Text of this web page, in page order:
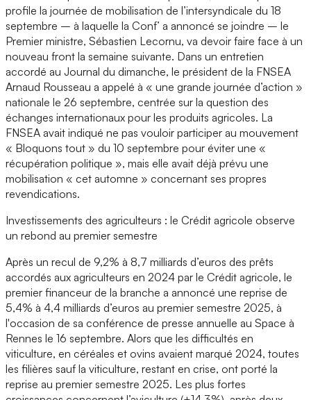
profile la journée de mobilisation de l’intersyndicale du 18
septembre – à laquelle la Conf’ a annoncé se joindre – le
Premier ministre, Sébastien Lecornu, va devoir faire face à un
nouveau front la semaine suivante. Dans un entretien
accordé au Journal du dimanche, le président de la FNSEA
Arnaud Rousseau a appelé à « une grande journée d’action »
nationale le 26 septembre, centrée sur la question des
échanges internationaux pour les produits agricoles. La
FNSEA avait indiqué ne pas vouloir participer au mouvement
« Bloquons tout » du 10 septembre pour éviter une «
récupération politique », mais elle avait déjà prévu une
mobilisation « cet automne » concernant ses propres
revendications.
Investissements des agriculteurs : le Crédit agricole observe
un rebond au premier semestre
Après un recul de 9,2% à 8,7 milliards d’euros des prêts
accordés aux agriculteurs en 2024 par le Crédit agricole, le
premier financeur de la branche a annoncé une reprise de
5,4% à 4,4 milliards d’euros au premier semestre 2025, à
l'occasion de sa conférence de presse annuelle au Space à
Rennes le 16 septembre. Alors que les difficultés en
viticulture, en céréales et ovins avaient marqué 2024, toutes
les filières sauf la viticulture, restant en crise, ont porté la
reprise au premier semestre 2025. Les plus fortes